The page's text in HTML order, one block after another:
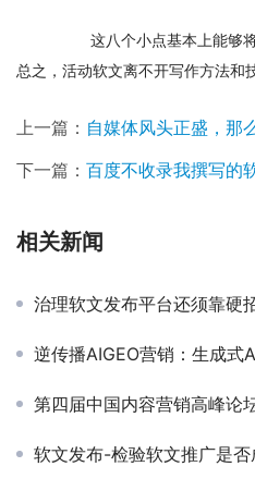
这八个小点基本上能够将
总之，活动软文离不开写作方法和
上一篇： 自媒体风头正盛，那么
下一篇： 百度不收录我撰写的软文咋
相关新闻
治理软文发布平台还须靠硬
逆传播AIGEO营销：生成式AI
第四届中国内容营销高峰论
软文发布-检验软文推广是否